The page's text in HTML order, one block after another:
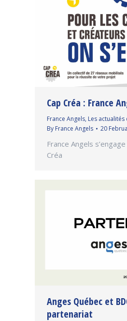
Cap Créa : France
France Angels, Les actualités
By France Angels 20
France Angels
Créa
Anges Québec et
partenariat